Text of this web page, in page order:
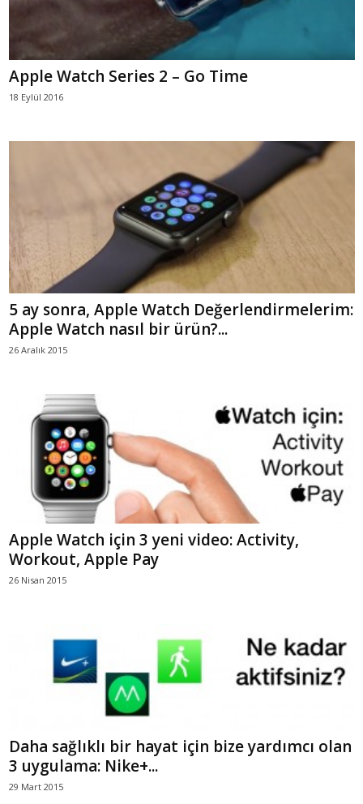
Apple Watch Series 2 – Go Time
18 Eylül 2016
5 ay sonra, Apple Watch Değerlendirmelerim:
Apple Watch nasıl bir ürün?...
26 Aralık 2015
Apple Watch için 3 yeni video: Activity,
Workout, Apple Pay
26 Nisan 2015
Daha sağlıklı bir hayat için bize yardımcı olan
3 uygulama: Nike+...
29 Mart 2015